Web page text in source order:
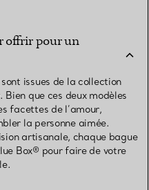
offrir pour un
issues de la collection
que ces deux modèles
facettes de l’amour,
la personne aimée.
artisanale, chaque bague
Box® pour faire de votre